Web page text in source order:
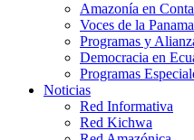
Amazonía en
Voces de la
Programas y
Democracia en
Programas
Noticias
Red Informativa
Red Kichwa